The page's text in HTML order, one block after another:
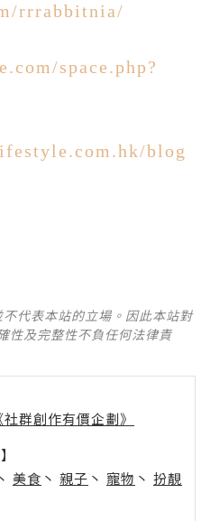
rrrabbitnia/
space.php?
blog
代表本站的立場。因此本站對
性及完整性不負任何法律責
群創作有價企劃》
美食 丶 親子 丶 寵物 丶 扮靚